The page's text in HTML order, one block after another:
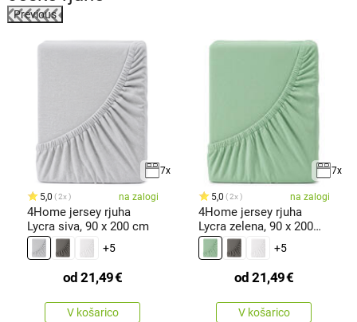
Previous
7x
5,0 2x na zalogi
4Home jersey rjuha
Lycra siva, 90 x 200 cm
+5
od 21,49€
V košarico
7x
5,0 2x na zalogi
4Home jersey rjuha
Lycra zelena, 90 x 200
cm
+5
od 21,49€
V košarico